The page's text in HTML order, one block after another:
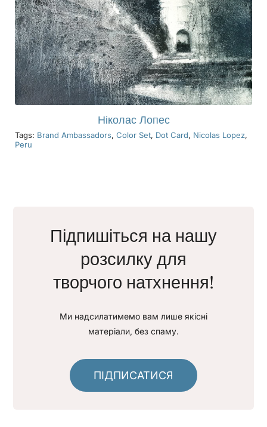
Ніколас Лопес
Tags: Brand Ambassadors, Color Set, Dot Card, Nicolas Lopez,
Peru
Підпишіться на нашу
розсилку для
творчого натхнення!
Ми надсилатимемо вам лише якісні
матеріали, без спаму.
ПІДПИСАТИСЯ